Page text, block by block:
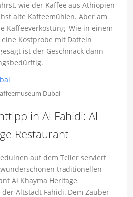
wie der Kaffee aus Äthiopien
alte Kaffeemühlen. Aber am
Kaffeeverkostung. Wie in einem
Kostprobe mit Datteln
ist der Geschmack dann
Dubai
in Al Fahidi: Al
Restaurant
auf dem Teller serviert
traditionellen
Al Khayma Heritage
Altstadt Fahidi. Dem Zauber